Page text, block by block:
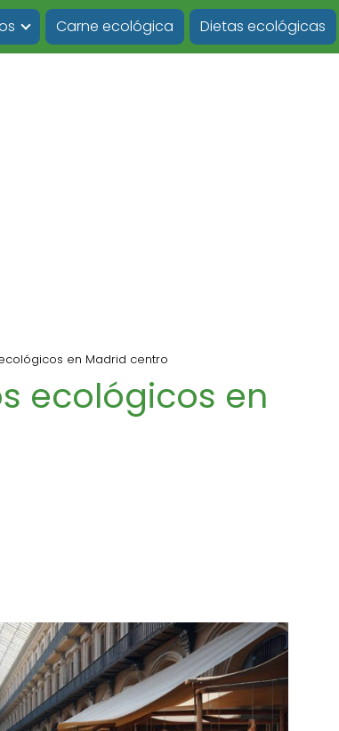
Carne ecológica Dietas ecológicas
en Madrid centro
ecológicos en